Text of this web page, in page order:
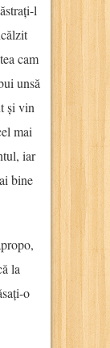
l
cam
unsă
și vin
mai
iar
bine
la
o